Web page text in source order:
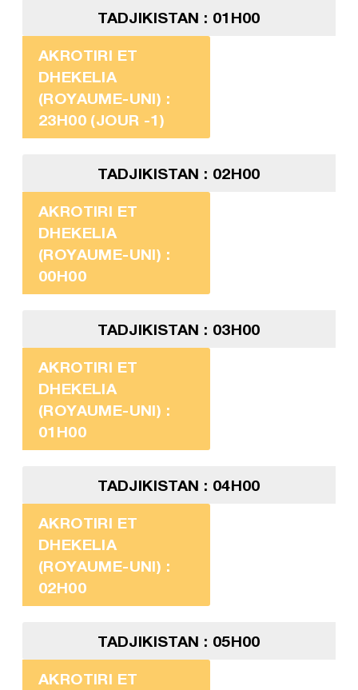
TADJIKISTAN : 01H00
AKROTIRI ET
DHEKELIA
(ROYAUME-UNI) :
23H00 (JOUR -1)
TADJIKISTAN : 02H00
AKROTIRI ET
DHEKELIA
(ROYAUME-UNI) :
00H00
TADJIKISTAN : 03H00
AKROTIRI ET
DHEKELIA
(ROYAUME-UNI) :
01H00
TADJIKISTAN : 04H00
AKROTIRI ET
DHEKELIA
(ROYAUME-UNI) :
02H00
TADJIKISTAN : 05H00
AKROTIRI ET